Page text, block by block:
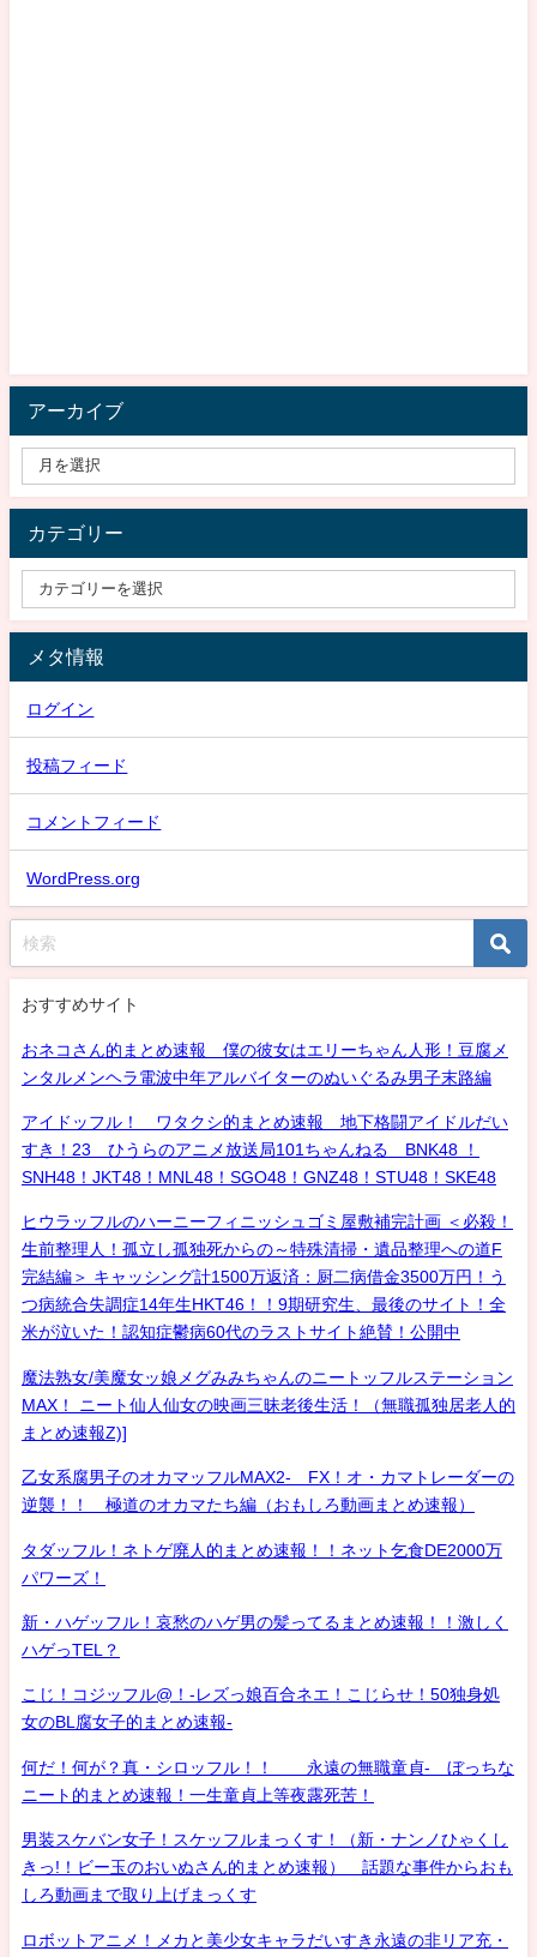
アーカイブ
カテゴリー
メタ情報
ログイン
投稿フィード
コメントフィード
WordPress.org
おすすめサイト
おネコさん的まとめ速報 僕の彼女はエリーちゃん人形！豆腐メ
ンタルメンヘラ電波中年アルバイターのぬいぐるみ男子末路編
アイドッフル！ ワタクシ的まとめ速報 地下格闘アイドルだい
すき！23 ひうらのアニメ放送局101ちゃんねる BNK48 ！
SNH48！JKT48！MNL48！SGO48！GNZ48！STU48！SKE48
ヒウラッフルのハーニーフィニッシュゴミ屋敷補完計画 ＜必殺！
生前整理人！孤立し孤独死からの～特殊清掃・遺品整理への道F
完結編＞ キャッシング計1500万返済：厨二病借金3500万円！う
つ病統合失調症14年生HKT46！！9期研究生、最後のサイト！全
米が泣いた！認知症鬱病60代のラストサイト絶賛！公開中
魔法熟女/美魔女ッ娘メグみみちゃんのニートッフルステーション
MAX！ ニート仙人仙女の映画三昧老後生活！（無職孤独居老人的
まとめ速報Z)]
乙女系腐男子のオカマッフルMAX2- FX！オ・カマトレーダーの
逆襲！！ 極道のオカマたち編（おもしろ動画まとめ速報）
タダッフル！ネトゲ廃人的まとめ速報！！ネット乞食DE2000万
パワーズ！
新・ハゲッフル！哀愁のハゲ男の髪ってるまとめ速報！！激しく
ハゲっTEL？
こじ！コジッフル@！-レズっ娘百合ネエ！こじらせ！50独身処
女のBL腐女子的まとめ速報-
何だ！何が？真・シロッフル！！ 永遠の無職童貞- ぼっちな
ニート的まとめ速報！一生童貞上等夜露死苦！
男装スケバン女子！スケッフルまっくす！（新・ナンノひゃくし
きっ!！ビー玉のおいぬさん的まとめ速報） 話題な事件からおも
しろ動画まで取り上げまっくす
ロボットアニメ！メカと美少女キャラだいすき永遠の非リア充・